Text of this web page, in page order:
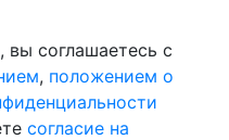
соглашаетесь с
, положением о
согласие на